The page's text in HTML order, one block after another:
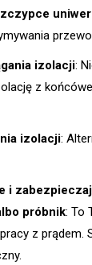
izolacji:
z
izolacji:
i
próbnik: To
z prądem.